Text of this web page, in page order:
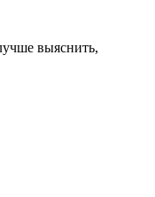
выяснить,